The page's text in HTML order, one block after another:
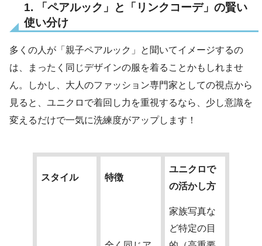
1. 「ペアルック」と「リンクコーデ」の賢い
使い分け
多くの人が「親子ペアルック」と聞いてイメージするの
は、まったく同じデザインの服を着ることかもしれませ
ん。しかし、大人のファッション専門家としての視点から
見ると、ユニクロで着回し力を重視するなら、少し意識を
変えるだけで一気に洗練度がアップします！
スタイル 特徴
ユニクロで
の活かし方
家族写真な
ど特定の目